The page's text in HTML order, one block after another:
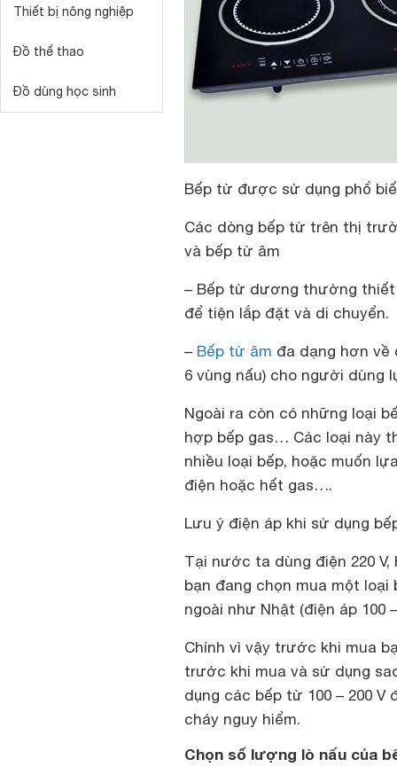
Thiết bị nông nghiệp
Đồ thể thao
Đồ dùng học sinh
Bếp từ được sử dụng phổ
Các dòng bếp từ trên thị
và bếp từ âm
– Bếp từ dương thường thiết
để tiện lắp đặt và di chuyển.
– Bếp từ âm đa dạng hơn về
6 vùng nấu) cho người dùng
Ngoài ra còn có những loại
hợp bếp gas… Các loại này
nhiều loại bếp, hoặc muốn
điện hoặc hết gas….
Lưu ý điện áp khi sử dụng
Tại nước ta dùng điện 220
bạn đang chọn mua một
ngoài như Nhật (điện áp 100
Chính vì vậy trước khi mua
trước khi mua và sử dụng
dụng các bếp từ 100 – 200
cháy nguy hiểm.
Chọn số lượng lò nấu của